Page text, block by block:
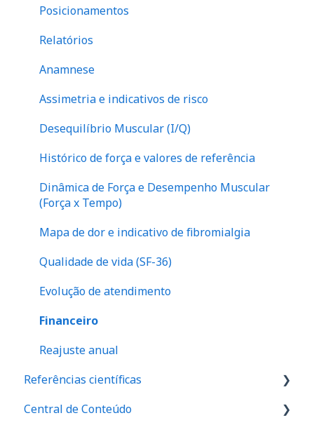
Posicionamentos
Relatórios
Anamnese
Assimetria e indicativos de risco
Desequilíbrio Muscular (I/Q)
Histórico de força e valores de referência
Dinâmica de Força e Desempenho Muscular
(Força x Tempo)
Mapa de dor e indicativo de fibromialgia
Qualidade de vida (SF-36)
Evolução de atendimento
Financeiro
Reajuste anual
Referências científicas
Valores de referência de força
Central de Conteúdo